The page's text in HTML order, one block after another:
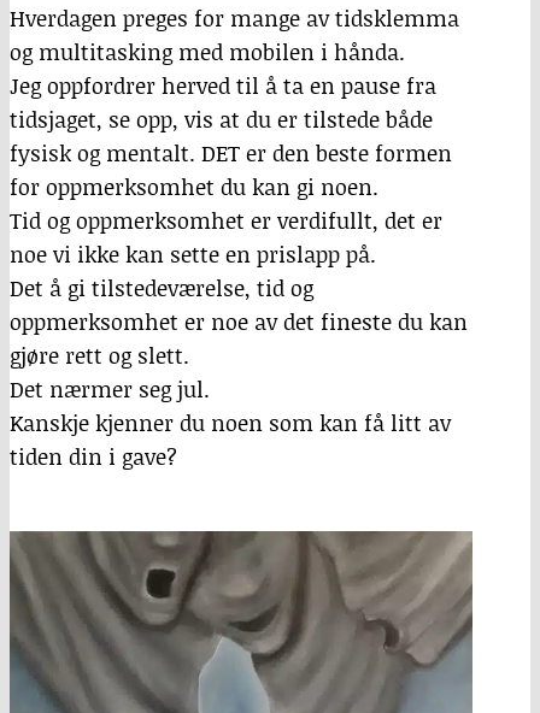
Hverdagen preges for mange av tidsklemma
og multitasking med mobilen i hånda.
Jeg oppfordrer herved til å ta en pause fra
tidsjaget, se opp, vis at du er tilstede både
fysisk og mentalt. DETer den beste formen
for oppmerksomhet du kan gi noen.
Tid og oppmerksomhet er verdifullt, det er
noe vi ikke kan sette en prislapp på.
Det å gi tilstedeværelse, tid og
oppmerksomhet er noe av det fineste du kan
gjøre rett og slett.
Det nærmer seg jul.
Kanskje kjenner du noen som kan få litt av
tiden din i gave?